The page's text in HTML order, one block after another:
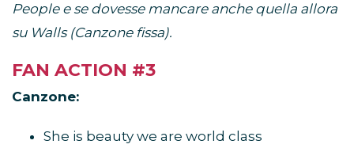
People e se dovesse mancare anche quella allora
su Walls (Canzone fissa).
FAN ACTION #3
Canzone:
She is beauty we are world class